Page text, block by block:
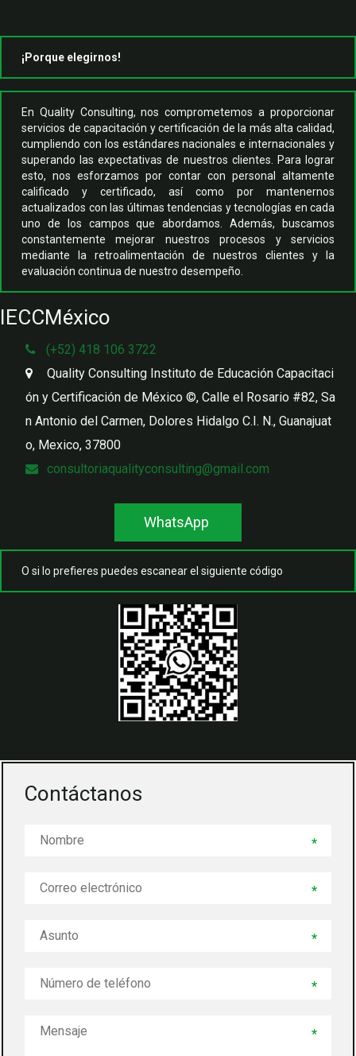
¡Porque elegirnos!
En Quality Consulting, nos comprometemos a proporcionar
servicios de capacitación y certificación de la más alta calidad,
cumpliendo con los estándares nacionales e internacionales y
superando las expectativas de nuestros clientes. Para lograr
esto, nos esforzamos por contar con personal altamente
calificado y certificado, así como por mantenernos
actualizados con las últimas tendencias y tecnologías en cada
uno de los campos que abordamos. Además, buscamos
constantemente mejorar nuestros procesos y servicios
mediante la retroalimentación de nuestros clientes y la
evaluación continua de nuestro desempeño.
IECCMéxico
(+52) 418 106 3722
Quality Consulting Instituto de Educación Capacitaci
ón y Certificación de México ©, Calle el Rosario #82, Sa
n Antonio del Carmen, Dolores Hidalgo C.I. N., Guanajuat
o, Mexico, 37800
consultoriaqualityconsulting@gmail.com
WhatsApp
O si lo prefieres puedes escanear el siguiente código
Contáctanos